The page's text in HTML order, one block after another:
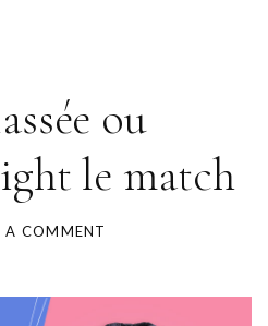
ou
le match
A COMMENT